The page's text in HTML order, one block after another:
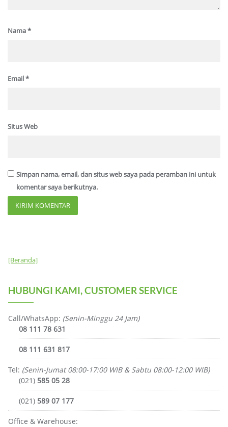
Nama*
Email*
Situs Web
Simpan nama, email, dan situs web saya pada peramban ini untuk
komentar saya berikutnya.
[Beranda]
HUBUNGI KAMI, CUSTOMER SERVICE
Call/WhatsApp: (Senin-Minggu 24 Jam)
08 111 78 631
08 111 631 817
Tel: (Senin-Jumat 08:00-17:00 WIB & Sabtu 08:00-12:00 WIB)
(021) 585 05 28
(021) 589 07 177
Office & Warehouse: